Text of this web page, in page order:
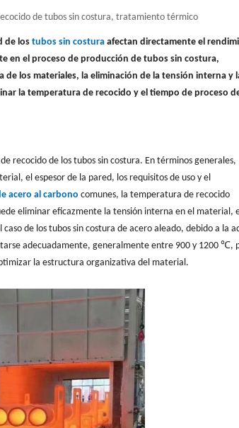
de tubos sin costura, tratamiento térmico
de lostubos sin costura afectan directamente el
en el proceso de producción de tubos sin costura,
los materiales, la eliminación de la tensión interna y
la temperatura de recocido y el tiempo de proceso
recocido de los tubos sin costura. En términos generales,
el espesor de la pared, los requisitos de uso y el
acero al carbono comunes, la temperatura de recocido
eliminar eficazmente la tensión interna en el material,
de los tubos sin costura de acero aleado, debido a la
adecuadamente, generalmente entre 900 y 1200 ℃,
la estructura organizativa del material.